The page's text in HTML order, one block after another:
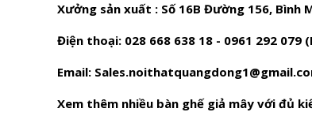
Xưởng sản xuất : Số 16B Đường 156, Bình
Điện thoại: 028 668 638 18 - 0961 292 079
Email:
Xem thêm nhiều bàn ghế giả mây với đủ